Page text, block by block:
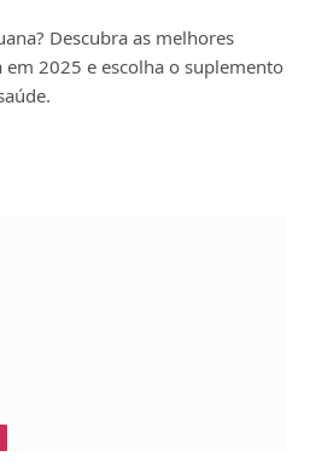
Descubra as melhores
em 2025 e escolha o suplemento